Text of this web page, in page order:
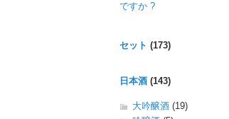
ですか ?
セット (173)
日本酒 (143)
大吟醸酒 (19)